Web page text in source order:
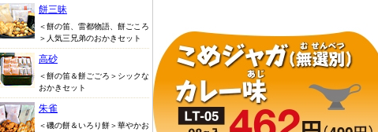
餅三昧
＜餅の笛、雷都物語、餅ごころ
＞人気三兄弟のおかきセット
高砂
＜餅の笛＆餅ごごろ＞シックな
おかきセット
朱雀
＜磯の餅＆いろり餅＞華やかお